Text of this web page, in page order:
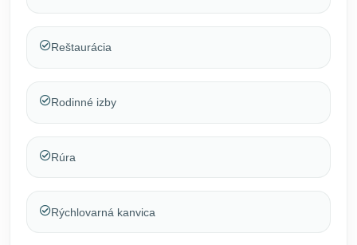
Reštaurácia
Rodinné izby
Rúra
Rýchlovarná kanvica